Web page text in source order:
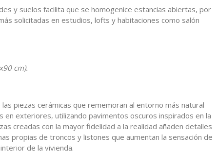
y suelos facilita que se homogenice estancias abiertas, por
solicitadas en estudios, lofts y habitaciones como salón
cm).
piezas cerámicas que rememoran al entorno más natural
exteriores, utilizando pavimentos oscuros inspirados en la
creadas con la mayor fidelidad a la realidad añaden detalles
propias de troncos y listones que aumentan la sensación de
de la vivienda.